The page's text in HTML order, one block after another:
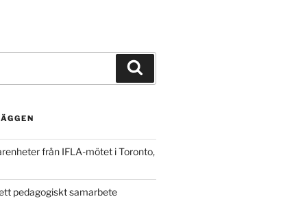
från IFLA-mötet i Toronto,
pedagogiskt samarbete